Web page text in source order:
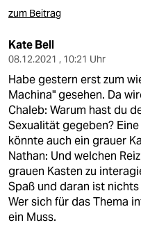
zum Beitrag
Kate Bell
08.12.2021 , 10:21 Uhr
Habe gestern erst zum
Machina" gesehen. Da
Chaleb: Warum hast du
Sexualität gegeben?
könnte auch ein grauer
Nathan: Und welchen
grauen Kasten zu
Spaß und daran ist
Wer sich für das Thema
ein Muss.